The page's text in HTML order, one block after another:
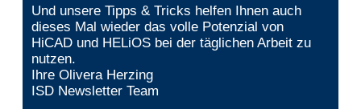
Und unsere Tipps & Tricks helfen Ihnen auch
dieses Mal wieder das volle Potenzial von
HiCAD und HELiOS bei der täglichen Arbeit zu
nutzen.
Ihre Olivera Herzing
ISD Newsletter Team